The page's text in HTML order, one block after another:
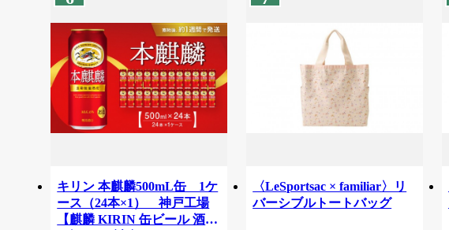
キリン 本麒麟500mL缶 1ケ
ース（24本×1） 神戸工場
【麒麟 KIRIN 缶ビール 酒
〈LeSportsac × familiar〉リ
バーシブルトートバッグ